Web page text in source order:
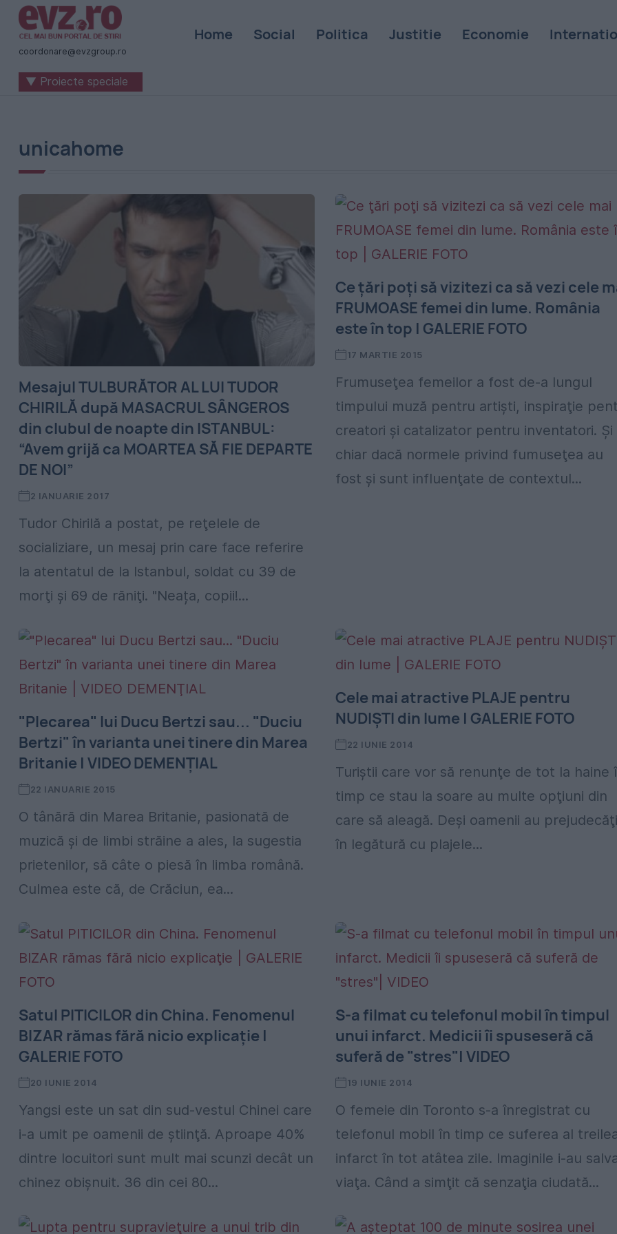
Știri
naționale
internaționale
România
-
coordonare@evzgroup.ro
Home Social Politica Justitie Economie
▼ Proiecte speciale
unicahome
Mesajul TULBURĂTOR AL LUI TUDOR
CHIRILĂ după MASACRUL SÂNGEROS
din clubul de noapte din ISTANBUL:
“Avem grijă ca MOARTEA SĂ FIE DEPARTE
DE NOI”
2 IANUARIE 2017
Tudor Chirilă a postat, pe reţelele de
socializiare, un mesaj prin care face referire
la atentatul de la Istanbul, soldat cu 39 de
morţi şi 69 de răniţi. "Neața, copii!...
Ce ţări poţi să vizitezi ca să vezi cele
FRUMOASE femei din lume. România
este în top | GALERIE FOTO
17 MARTIE 2015
Frumuseţea femeilor a fost de-a lungul
timpului muză pentru artişti, inspiraţie
creatori şi catalizator pentru inventatori. Şi
chiar dacă normele privind fumuseţea au
fost şi sunt influenţate de contextul...
"Plecarea" lui Ducu Bertzi sau... "Duciu
Bertzi" în varianta unei tinere din Marea
Britanie | VIDEO DEMENŢIAL
22 IANUARIE 2015
O tânără din Marea Britanie, pasionată de
muzică şi de limbi străine a ales, la sugestia
prietenilor, să câte o piesă în limba română.
Culmea este că, de Crăciun, ea...
Cele mai atractive PLAJE pentru
NUDIŞTI din lume | GALERIE FOTO
22 IUNIE 2014
Turiştii care vor să renunţe de tot la haine
timp ce stau la soare au multe opţiuni din
care să aleagă. Deşi oamenii au
în legătură cu plajele...
Satul PITICILOR din China. Fenomenul
BIZAR rămas fără nicio explicaţie |
GALERIE FOTO
20 IUNIE 2014
Yangsi este un sat din sud-vestul Chinei care
i-a umit pe oamenii de ştiinţă. Aproape 40%
dintre locuitori sunt mult mai scunzi decât un
chinez obişnuit. 36 din cei 80...
S-a filmat cu telefonul mobil în timpul
unui infarct. Medicii îi spuseseră că
suferă de "stres"| VIDEO
19 IUNIE 2014
O femeie din Toronto s-a înregistrat cu
telefonul mobil în timp ce suferea al
infarct în tot atâtea zile. Imaginile i-au
viaţa. Când a simţit că senzaţia ciudată...